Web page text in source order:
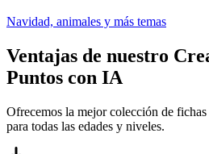
Navidad, animales y más temas
Ventajas de nuestro
Puntos con IA
Ofrecemos la mejor colección de
para todas las edades y niveles.